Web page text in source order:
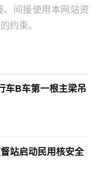
、间接使用本网站资
约束。
车B车第一根主梁吊
站启动民用核安全